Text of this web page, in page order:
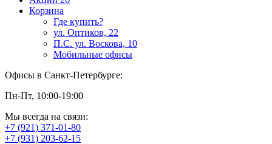
Корзина
Где купить?
ул. Оптиков, 22
П.С. ул. Воскова, 10
Мобильные офисы
Офисы в Санкт-Петербурге:
Пн-Пт, 10:00-19:00
Мы всегда на связи:
+7 (921) 371-01-80
+7 (931) 203-62-15